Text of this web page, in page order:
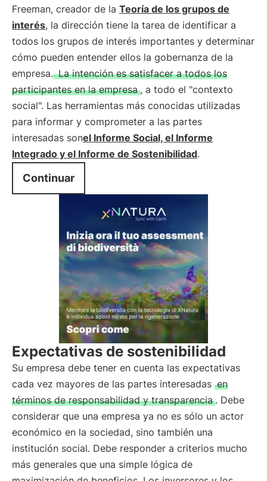
Freeman, creador de la Teoría de los grupos de
interés, la dirección tiene la tarea de identificar a
todos los grupos de interés importantes y determinar
cómo pueden entender ellos la gobernanza de la
empresa. La intención es satisfacer a todos los
participantes en la empresa , a todo el "contexto
social". Las herramientas más conocidas utilizadas
para informar y comprometer a las partes
interesadas sonel Informe Social, el Informe
Integrado y el Informe de Sostenibilidad.
Continuar
Expectativas de sostenibilidad
Su empresa debe tener en cuenta las expectativas
cada vez mayores de las partes interesadas en
términos de responsabilidad y transparencia . Debe
considerar que una empresa ya no es sólo un actor
económico en la sociedad, sino también una
institución social. Debe responder a criterios mucho
más generales que una simple lógica de